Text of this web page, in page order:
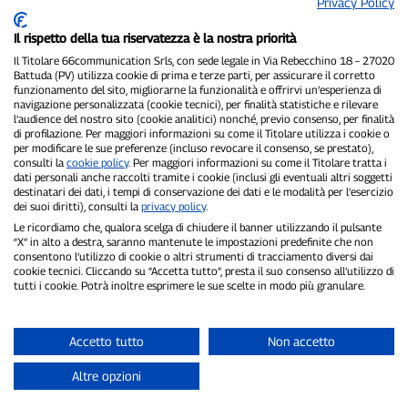
P300.it è una Testata Giornalistica indipendente
Registrazione numero 1/2021 del 1/2/2021 - Tribunale di Pavia
Proprietario ed editore:66communication Srls- P.IVA
02798890188
Direttore Responsabile:Alessandro Secchi- Vicedirettore:Federico
Benedusi
Privacy Policy- Cookie Policy
"Se è successo davvero, lo trovi su P300.it"
Copyright © P300.it 2012-2026
Il rispetto della tua riservatezza è la nostra priorità
Il Titolare 66communication Srls, con sede legale in Via Rebecchino 18 – 27020
Battuda (PV) utilizza cookie di prima e terze parti, per assicurare il corretto
funzionamento del sito, migliorarne la funzionalità e offrirvi un’esperienza di
navigazione personalizzata (cookie tecnici), per finalità statistiche e rilevare
l’audience del nostro sito (cookie analitici) nonché, previo consenso, per finalità
di profilazione. Per maggiori informazioni su come il Titolare utilizza i cookie o
per modificare le sue preferenze (incluso revocare il consenso, se prestato),
consulti la cookie policy. Per maggiori informazioni su come il Titolare tratta i
dati personali anche raccolti tramite i cookie (inclusi gli eventuali altri soggetti
destinatari dei dati, i tempi di conservazione dei dati e le modalità per l’esercizio
dei suoi diritti), consulti la privacy policy.
Le ricordiamo che, qualora scelga di chiudere il banner utilizzando il pulsante
“X” in alto a destra, saranno mantenute le impostazioni predefinite che non
consentono l’utilizzo di cookie o altri strumenti di tracciamento diversi dai
cookie tecnici. Cliccando su “Accetta tutto”, presta il suo consenso all’utilizzo di
tutti i cookie. Potrà inoltre esprimere le sue scelte in modo più granulare.
Accetto tutto Non accetto
Altre opzioni